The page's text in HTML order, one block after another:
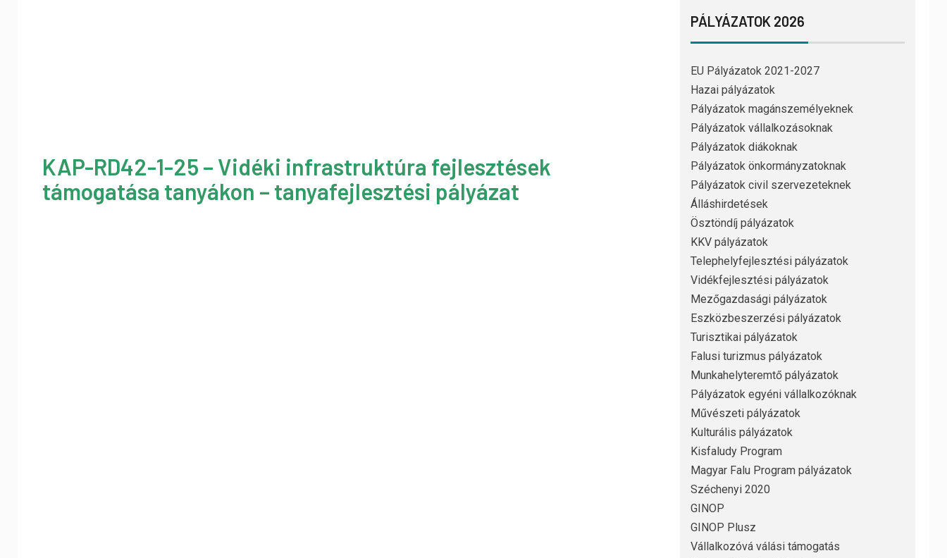
KAP-RD42-1-25 – Vidéki infrastruktúra fejlesztések
támogatása tanyákon – tanyafejlesztési pályázat
PÁLYÁZATOK 2026
EU Pályázatok 2021-2027
Hazai pályázatok
Pályázatok magánszemélyeknek
Pályázatok vállalkozásoknak
Pályázatok diákoknak
Pályázatok önkormányzatoknak
Pályázatok civil szervezeteknek
Álláshirdetések
Ösztöndíj pályázatok
KKV pályázatok
Telephelyfejlesztési pályázatok
Vidékfejlesztési pályázatok
Mezőgazdasági pályázatok
Eszközbeszerzési pályázatok
Turisztikai pályázatok
Falusi turizmus pályázatok
Munkahelyteremtő pályázatok
Pályázatok egyéni vállalkozóknak
Művészeti pályázatok
Kulturális pályázatok
Kisfaludy Program
Magyar Falu Program pályázatok
Széchenyi 2020
GINOP
GINOP Plusz
Vállalkozóvá válási támogatás